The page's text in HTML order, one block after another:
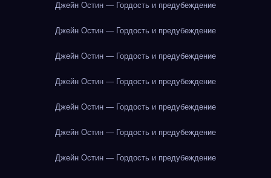
Джейн Остин — Гордость и предубеждение
Джейн Остин — Гордость и предубеждение
Джейн Остин — Гордость и предубеждение
Джейн Остин — Гордость и предубеждение
Джейн Остин — Гордость и предубеждение
Джейн Остин — Гордость и предубеждение
Джейн Остин — Гордость и предубеждение